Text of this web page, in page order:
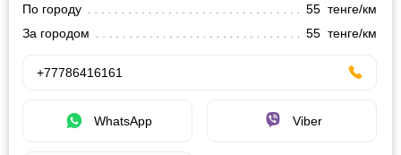
По городу
55 тенге/км
За городом
55 тенге/км
+77786416161
WhatsApp Viber